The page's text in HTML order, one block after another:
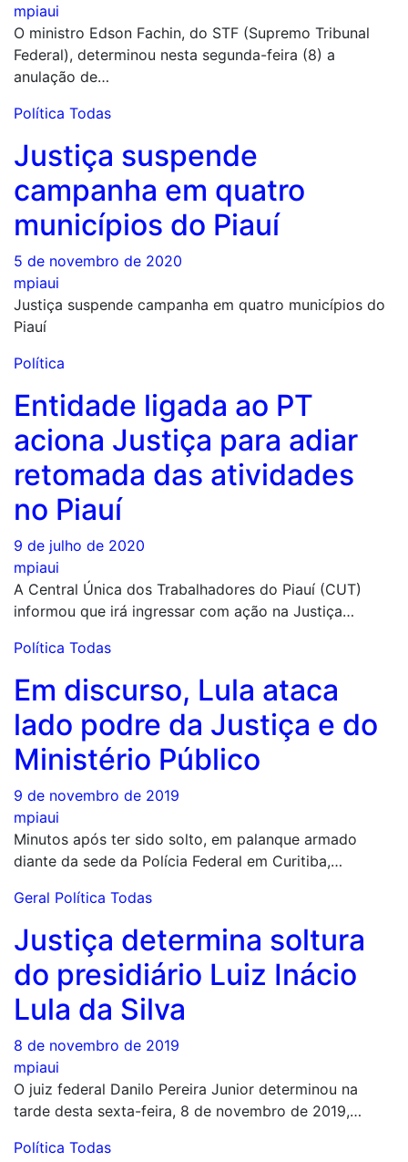
mpiaui
O ministro Edson Fachin, do STF (Supremo Tribunal
Federal), determinou nesta segunda-feira (8) a
anulação de…
Política Todas
Justiça suspende
campanha em quatro
municípios do Piauí
5 de novembro de 2020
mpiaui
Justiça suspende campanha em quatro municípios do
Piauí
Política
Entidade ligada ao PT
aciona Justiça para adiar
retomada das atividades
no Piauí
9 de julho de 2020
mpiaui
A Central Única dos Trabalhadores do Piauí (CUT)
informou que irá ingressar com ação na Justiça…
Política Todas
Em discurso, Lula ataca
lado podre da Justiça e do
Ministério Público
9 de novembro de 2019
mpiaui
Minutos após ter sido solto, em palanque armado
diante da sede da Polícia Federal em Curitiba,…
Geral Política Todas
Justiça determina soltura
do presidiário Luiz Inácio
Lula da Silva
8 de novembro de 2019
mpiaui
O juiz federal Danilo Pereira Junior determinou na
tarde desta sexta-feira, 8 de novembro de 2019,…
Política Todas